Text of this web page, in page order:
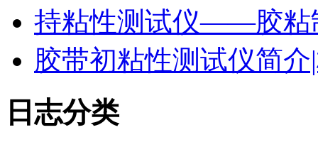
持粘性测试仪——胶粘
胶带初粘性测试仪简
日志分类